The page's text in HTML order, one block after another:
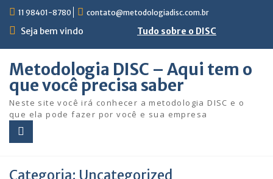
Skip
content
11 98401-8780 contato@metodologiadisc.com.br
Seja bem vindo Tudo sobre o DISC
Metodologia DISC – Aqui tem o
que você precisa saber
Neste site você irá conhecer a metodologia DISC e o
que ela pode fazer por você e sua empresa
Categoria: Uncategorized